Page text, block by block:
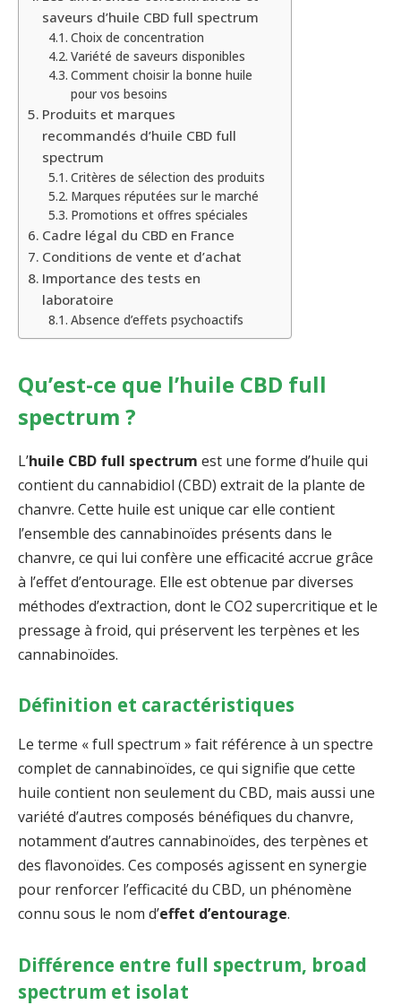
saveurs d’huile CBD full spectrum
Choix de concentration
Variété de saveurs disponibles
Comment choisir la bonne huile
pour vos besoins
Produits et marques
recommandés d’huile CBD full
spectrum
Critères de sélection des produits
Marques réputées sur le marché
Promotions et offres spéciales
Cadre légal du CBD en France
Conditions de vente et d’achat
Importance des tests en
laboratoire
Absence d’effets psychoactifs
Qu’est-ce que l’huile CBD full
spectrum ?
L’huile CBD full spectrum est une forme d’huile qui
contient du cannabidiol (CBD) extrait de la plante de
chanvre. Cette huile est unique car elle contient
l’ensemble des cannabinoïdes présents dans le
chanvre, ce qui lui confère une efficacité accrue grâce
à l’effet d’entourage. Elle est obtenue par diverses
méthodes d’extraction, dont le CO2 supercritique et le
pressage à froid, qui préservent les terpènes et les
cannabinoïdes.
Définition et caractéristiques
Le terme « full spectrum » fait référence à un spectre
complet de cannabinoïdes, ce qui signifie que cette
huile contient non seulement du CBD, mais aussi une
variété d’autres composés bénéfiques du chanvre,
notamment d’autres cannabinoïdes, des terpènes et
des flavonoïdes. Ces composés agissent en synergie
pour renforcer l’efficacité du CBD, un phénomène
connu sous le nom d’effet d’entourage.
Différence entre full spectrum, broad
spectrum et isolat